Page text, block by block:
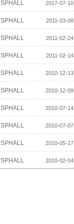
SPHALL 2017-07-10
SPHALL 2011-03-08
SPHALL 2011-02-24
SPHALL 2011-02-14
SPHALL 2010-12-13
SPHALL 2010-12-09
SPHALL 2010-07-14
SPHALL 2010-07-07
SPHALL 2010-05-17
SPHALL 2010-02-04